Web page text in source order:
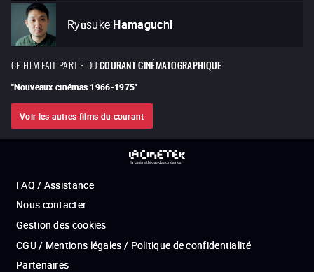
Ryūsuke Hamaguchi
CE FILM FAIT PARTIE DUCOURANT CINÉMATOGRAPHIQUE
"Nouveaux cinémas 1966-1975"
Voir les autres films du courant
FAQ / Assistance
Nous contacter
Gestion des cookies
CGU / Mentions légales / Politique de confidentialité
Partenaires